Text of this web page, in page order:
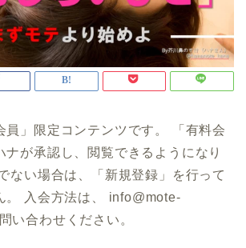
員」限定コンテンツです。 「有料会
ナが承認し、閲覧できるようになり
ない場合は、「新規登録」を行って
。 入会方法は、 info@mote-
い合わせください。